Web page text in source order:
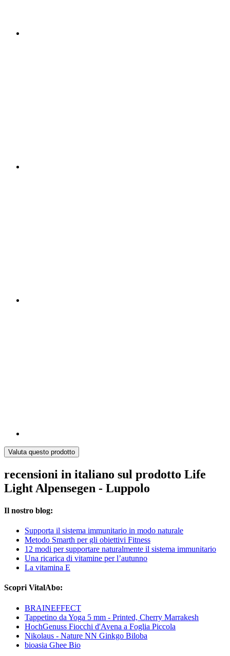
Valuta questo prodotto
recensioni in italiano sul prodotto Life
Light Alpensegen - Luppolo
Il nostro blog:
Supporta il sistema immunitario in modo naturale
Metodo Smarth per gli obiettivi Fitness
12 modi per supportare naturalmente il sistema immunitario
Una ricarica di vitamine per l’autunno
La vitamina E
Scopri VitalAbo:
BRAINEFFECT
Tappetino da Yoga 5 mm - Printed, Cherry Marrakesh
HochGenuss Fiocchi d'Avena a Foglia Piccola
Nikolaus - Nature NN Ginkgo Biloba
bioasia Ghee Bio